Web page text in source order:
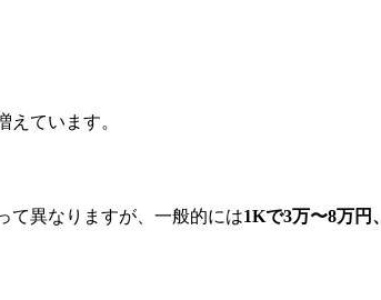
ています。
て異なりますが、一般的には1Kで3万〜8万円